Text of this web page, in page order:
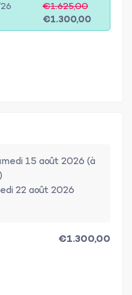
€1.625,00
€1.300,00
15 août 2026 (à
22 août 2026
€1.300,00